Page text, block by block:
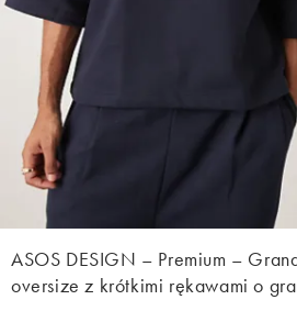
ASOS DESIGN – Premium –
oversize z krótkimi rękawami o